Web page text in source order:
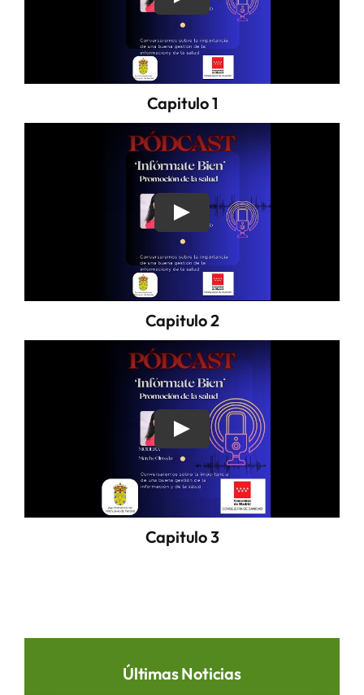
Capitulo 1
Capitulo 2
Capitulo 3
Últimas Noticias